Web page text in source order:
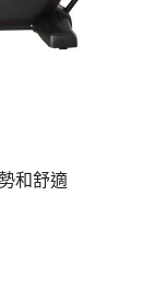
和舒適